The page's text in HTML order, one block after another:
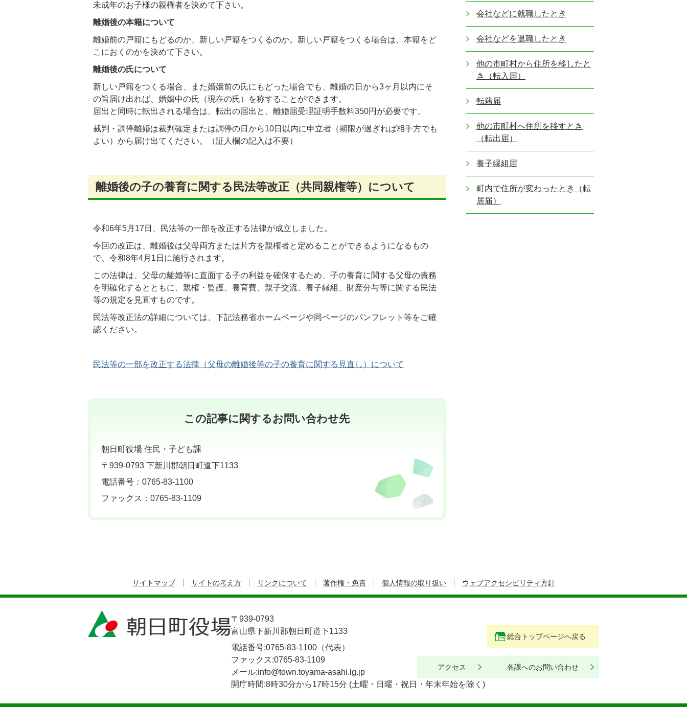
未成年のお子様の親権者を決めて下さい。
離婚後の本籍について
離婚前の戸籍にもどるのか、新しい戸籍をつくるのか。新しい戸籍をつくる場合は、本籍をど
こにおくのかを決めて下さい。
離婚後の氏について
新しい戸籍をつくる場合、また婚姻前の氏にもどった場合でも、離婚の日から3ヶ月以内にそ
の旨届け出れば、婚姻中の氏（現在の氏）を称することができます。
届出と同時に転出される場合は、転出の届出と、離婚届受理証明手数料350円が必要です。
裁判・調停離婚は裁判確定または調停の日から10日以内に申立者（期限が過ぎれば相手方でも
よい）から届け出てください。（証人欄の記入は不要）
離婚後の子の養育に関する民法等改正（共同親権等）について
令和6年5月17日、民法等の一部を改正する法律が成立しました。
今回の改正は、離婚後は父母両方または片方を親権者と定めることができるようになるもの
で、令和8年4月1日に施行されます。
この法律は、父母の離婚等に直面する子の利益を確保するため、子の養育に関する父母の責務
を明確化するとともに、親権・監護、養育費、親子交流、養子縁組、財産分与等に関する民法
等の規定を見直すものです。
民法等改正法の詳細については、下記法務省ホームページや同ページのパンフレット等をご確
認ください。
民法等の一部を改正する法律（父母の離婚後等の子の養育に関する見直し）について
この記事に関するお問い合わせ先
朝日町役場 住民・子ども課
〒939-0793 下新川郡朝日町道下1133
電話番号：0765-83-1100
ファックス：0765-83-1109
会社などに就職したとき
会社などを退職したとき
他の市町村から住所を移したと
き（転入届）
転籍届
他の市町村へ住所を移すとき
（転出届）
養子縁組届
町内で住所が変わったとき（転
居届）
サイトマップ サイトの考え方 リンクについて 著作権・免責 個人情報の取り扱い ウェブアクセシビリティ方針
〒939-0793
富山県下新川郡朝日町道下1133
電話番号:0765-83-1100（代表）
ファックス:0765-83-1109
メール:info@town.toyama-asahi.lg.jp
総合トップページへ戻る
アクセス 各課へのお問い合わせ
開庁時間:8時30分から17時15分 (土曜・日曜・祝日・年末年始を除く)